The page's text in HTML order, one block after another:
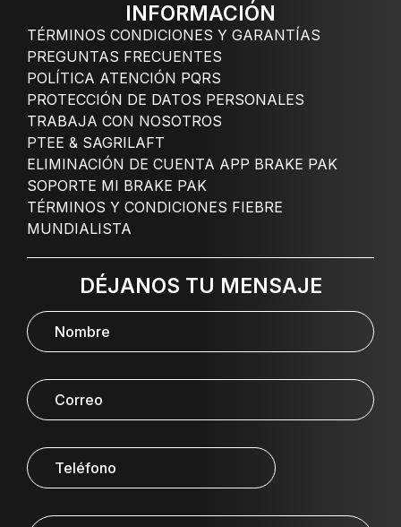
INFORMACIÓN
TÉRMINOS CONDICIONES Y GARANTÍAS
PREGUNTAS FRECUENTES
POLÍTICA ATENCIÓN PQRS
PROTECCIÓN DE DATOS PERSONALES
TRABAJA CON NOSOTROS
PTEE & SAGRILAFT
ELIMINACIÓN DE CUENTA APP BRAKE PAK
SOPORTE MI BRAKE PAK
TÉRMINOS Y CONDICIONES FIEBRE
MUNDIALISTA
DÉJANOS TU MENSAJE